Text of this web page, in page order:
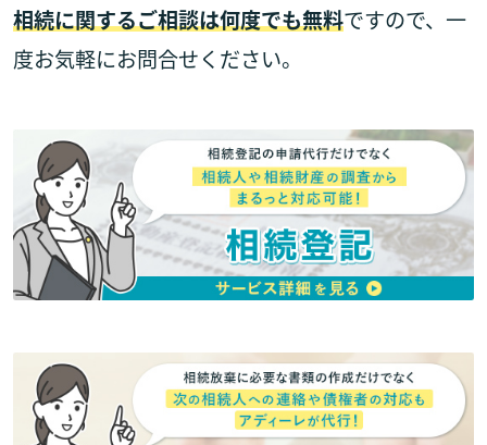
相続に関するご相談は何度でも無料ですので、一
度お気軽にお問合せください。